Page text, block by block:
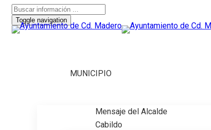
Toggle navigation
MUNICIPIO
Mensaje del Alcalde
Cabildo